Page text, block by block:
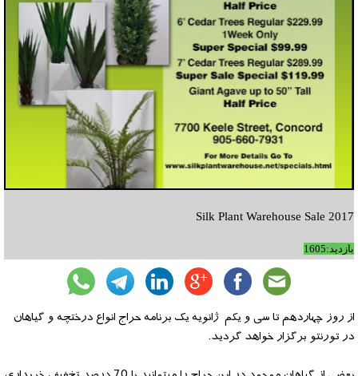
Silk Plant Warehouse Sale 2017
بازدید:1605
از روز چهاردهم تا سی و یکم ژانویه یک برنامه حراج انواع درختچه و گیاهان
در تورنتو برگزار خواهد گردید.